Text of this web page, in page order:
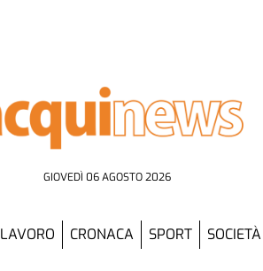
GIOVEDÌ 06 AGOSTO 2026
LAVORO CRONACA SPORT SOCIETÀ